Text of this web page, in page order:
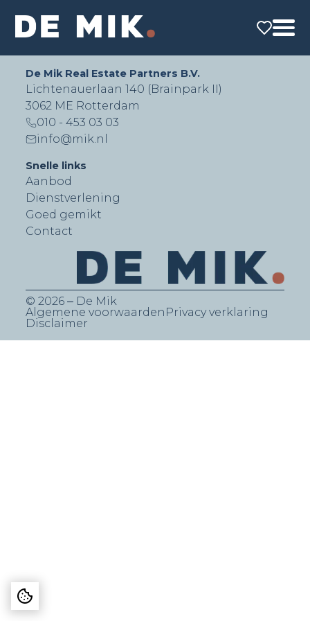
De Mik Real Estate Partners B.V.
Lichtenauerlaan 140 (Brainpark II)
3062 ME Rotterdam
010 - 453 03 03
info@mik.nl
Snelle links
Aanbod
Dienstverlening
Goed gemikt
Contact
© 2026 ‒ De Mik
Algemene voorwaarden Privacy verklaring
Disclaimer